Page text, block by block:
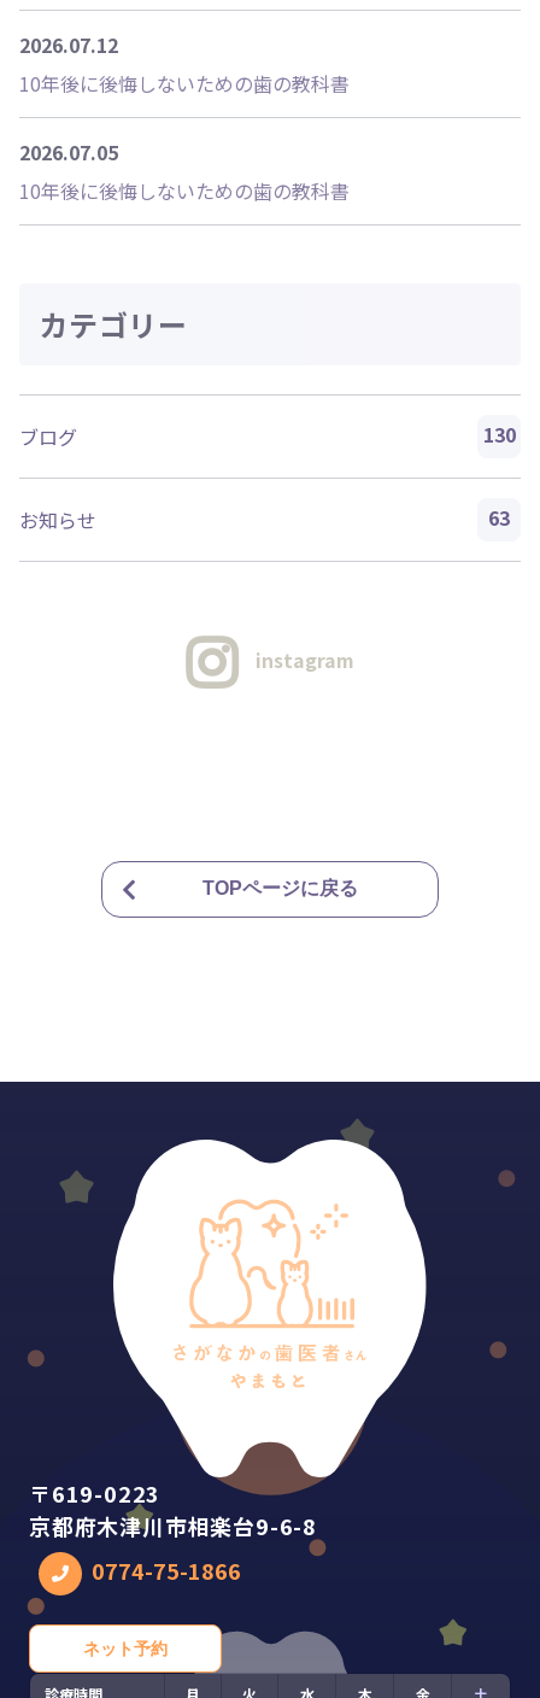
2026.07.12
10年後に後悔しないための歯の教科書
2026.07.05
10年後に後悔しないための歯の教科書
カテゴリー
ブログ 130
お知らせ 63
instagram
TOPページに戻る
〒619-0223
京都府木津川市相楽台9-6-8
0774-75-1866
ネット予約
診療時間 月 火 水 木 金 土